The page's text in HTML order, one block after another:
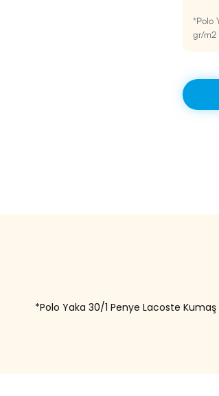
*Polo
gr/m2
*Polo Yaka 30/1 Penye Lacoste Kumaş